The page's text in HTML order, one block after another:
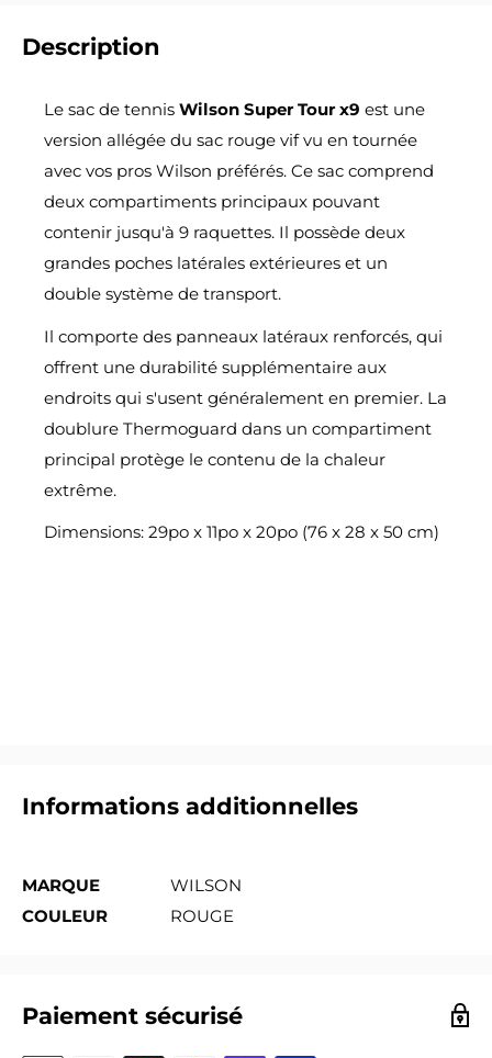
Description
Le sac de tennis Wilson Super Tour x9 est une
version allégée du sac rouge vif vu en tournée
avec vos pros Wilson préférés. Ce sac comprend
deux compartiments principaux pouvant
contenir jusqu'à 9 raquettes. Il possède deux
grandes poches latérales extérieures et un
double système de transport.
Il comporte des panneaux latéraux renforcés, qui
offrent une durabilité supplémentaire aux
endroits qui s'usent généralement en premier. La
doublure Thermoguard dans un compartiment
principal protège le contenu de la chaleur
extrême.
Dimensions: 29po x 11po x 20po (76 x 28 x 50 cm)
Informations additionnelles
MARQUE
WILSON
COULEUR
ROUGE
Paiement sécurisé